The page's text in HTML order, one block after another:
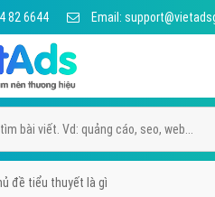
82 6644 Email:
đề tiểu thuyết là gì